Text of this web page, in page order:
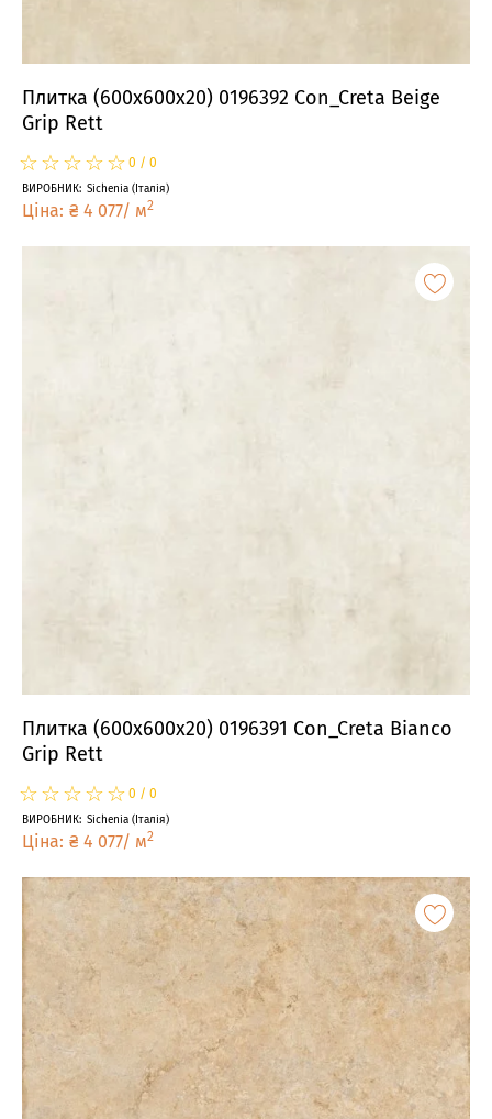
Плитка (600x600x20) 0196392 Con_Creta Beige
Grip Rett
☆
★☆
★☆
★☆
★☆
★ 0 / 0
ВИРОБНИК: Sichenia ( Італія)
Ціна: ₴ 4 077/ м2
Плитка (600x600x20) 0196391 Con_Creta Bianco
Grip Rett
☆
★☆
★☆
★☆
★☆
★ 0 / 0
ВИРОБНИК: Sichenia ( Італія)
Ціна: ₴ 4 077/ м2